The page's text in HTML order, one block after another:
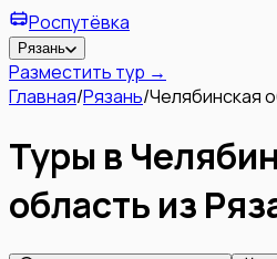
Роспутёвка
Рязань
Разместить тур →
Главная/Рязань/Челябинская
Туры в
область из